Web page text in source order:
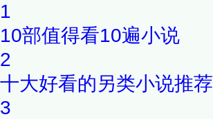
1
10部值得看10遍小说
2
十大好看的另类小说推荐
3